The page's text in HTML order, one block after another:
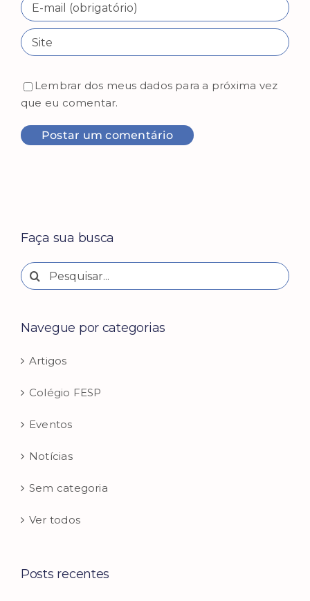
Lembrar dos meus dados para a próxima vez
que eu comentar.
Faça sua busca
Buscar
resultados
Navegue por categorias
Artigos
Colégio FESP
Eventos
Notícias
Sem categoria
Ver todos
Posts recentes